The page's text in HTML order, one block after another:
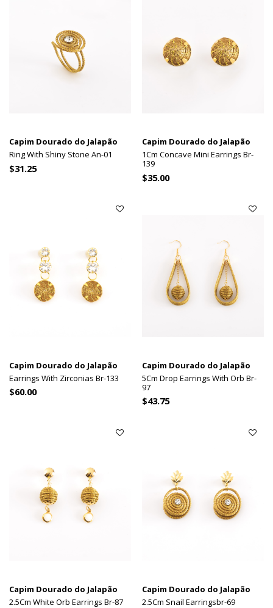
Capim Dourado do Jalapão
Ring With Shiny Stone An-01
$31.25
Capim Dourado do Jalapão
1Cm Concave Mini Earrings Br-
139
$35.00
Capim Dourado do Jalapão
Earrings With Zirconias Br-133
$60.00
Capim Dourado do Jalapão
5Cm Drop Earrings With Orb Br-
97
$43.75
Capim Dourado do Jalapão
2.5Cm White Orb Earrings Br-87
Capim Dourado do Jalapão
2.5Cm Snail Earringsbr-69